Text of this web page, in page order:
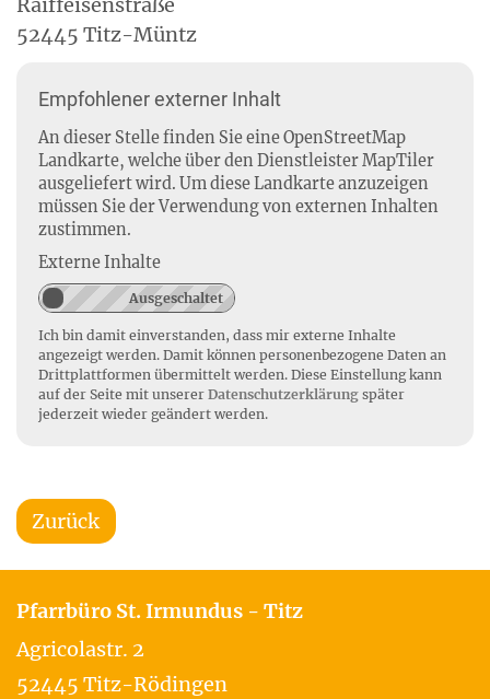
Raiffeisenstraße
52445 Titz-Müntz
Empfohlener externer Inhalt
An dieser Stelle finden Sie eine OpenStreetMap
Landkarte, welche über den Dienstleister MapTiler
ausgeliefert wird. Um diese Landkarte anzuzeigen
müssen Sie der Verwendung von externen Inhalten
zustimmen.
Externe Inhalte
Ich bin damit einverstanden, dass mir externe Inhalte
angezeigt werden. Damit können personenbezogene Daten an
Drittplattformen übermittelt werden. Diese Einstellung kann
auf der Seite mit unserer Datenschutzerklärung später
jederzeit wieder geändert werden.
Zurück
Pfarrbüro St. Irmundus - Titz
Agricolastr. 2
52445 Titz-Rödingen